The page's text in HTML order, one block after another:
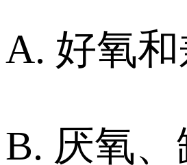
A. 好氧
B. 厌氧